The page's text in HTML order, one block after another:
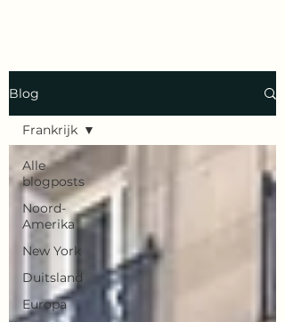
Blog
Alle
blogposts
Noord-
Amerika
New York
Duitsland
Europa
Frankrijk